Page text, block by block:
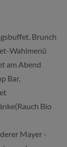
Brunch
Wahlmenü
am Abend
Bar,
Bio
Mayer -